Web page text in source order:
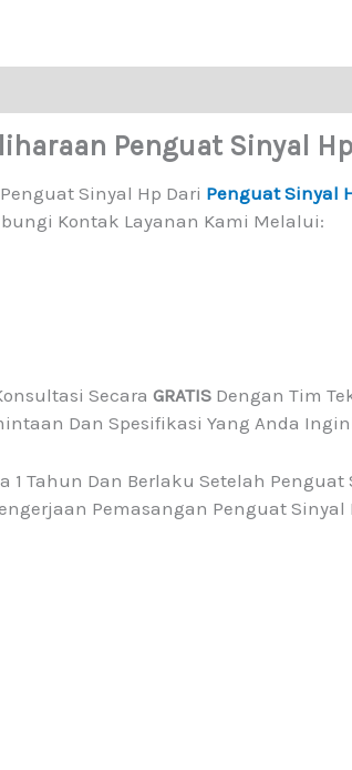
Penguat Sinyal Hp
Sinyal Hp Dari Penguat Sinyal
Kontak Layanan Kami Melalui:
SecaraGRATIS Dengan Tim
Dan Spesifikasi Yang Anda
1 Tahun Dan Berlaku Setelah Penguat
Pemasangan Penguat